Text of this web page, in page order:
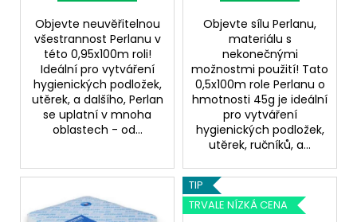
Objevte neuvěřitelnou
všestrannost Perlanu v
této 0,95x100m roli!
Ideální pro vytváření
hygienických podložek,
utěrek, a dalšího, Perlan
se uplatní v mnoha
oblastech - od...
Objevte sílu Perlanu,
materiálu s
nekonečnými
možnostmi použití! Tato
0,5x100m role Perlanu o
hmotnosti 45g je ideální
pro vytváření
hygienických podložek,
utěrek, ručníků, a...
TIP
TRVALE NÍZKÁ CENA